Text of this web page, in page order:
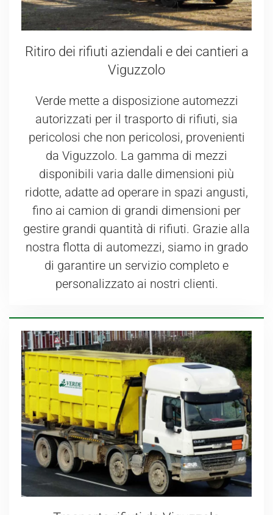
Ritiro dei rifiuti aziendali e dei cantieri a
Viguzzolo
Verde mette a disposizione automezzi
autorizzati per il trasporto di rifiuti, sia
pericolosi che non pericolosi, provenienti
da Viguzzolo. La gamma di mezzi
disponibili varia dalle dimensioni più
ridotte, adatte ad operare in spazi angusti,
fino ai camion di grandi dimensioni per
gestire grandi quantità di rifiuti. Grazie alla
nostra flotta di automezzi, siamo in grado
di garantire un servizio completo e
personalizzato ai nostri clienti.